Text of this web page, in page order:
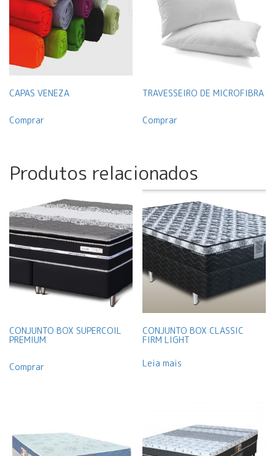
CAPAS VENEZA
Comprar
TRAVESSEIRO DE MICROFIBRA
Comprar
Produtos relacionados
CONJUNTO BOX SUPERCOIL
PREMIUM
Comprar
CONJUNTO BOX CLASSIC
FIRM LIGHT
Leia mais